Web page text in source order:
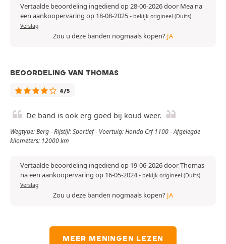
Vertaalde beoordeling ingediend op 28-06-2026 door Mea na
een aankoopervaring op 18-08-2025- bekijk origineel (Duits)
Verslag
Zou u deze banden nogmaals kopen? JA
BEOORDELING VAN THOMAS
4/5
De band is ook erg goed bij koud weer.
Wegtype: Berg - Rijstijl: Sportief - Voertuig: Honda Crf 1100 - Afgelegde
kilometers: 12000 km
Vertaalde beoordeling ingediend op 19-06-2026 door Thomas
na een aankoopervaring op 16-05-2024- bekijk origineel (Duits)
Verslag
Zou u deze banden nogmaals kopen? JA
MEER MENINGEN LEZEN